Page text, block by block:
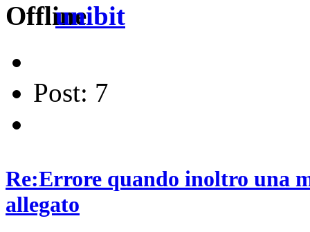
unibit
Post: 7
Re:Errore quando inoltro una
allegato